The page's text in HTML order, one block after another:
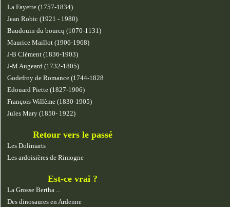
La Fayette (1757-1834)
Jean Robic (1921 - 1980)
Baudouin du bourcq (1070-1131)
Maurice Maillot (1906-1968)
J-B Clément (1836-1903)
J-M Augeard (1732-1805)
Godefroy de Romance (1744-1828
Edouard Piette (1827-1906)
François Willème (1830-1905)
Jules Mary (1850- 1922)
Retour vers le passé
Les Dolimarts
Les ardoisières de Rimogne
Est-ce vrai ?
La Grosse Bertha ...
Des dinosaures en Ardenne